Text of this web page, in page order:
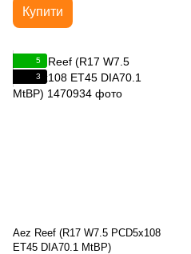
Купити
5
3
Aez Reef (R17 W7.5 PCD5x108
ET45 DIA70.1 MtBP)